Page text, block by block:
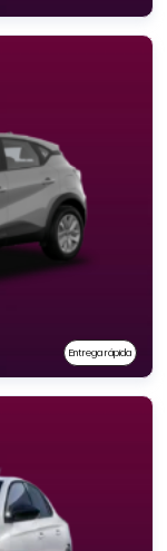
Entrega rápida